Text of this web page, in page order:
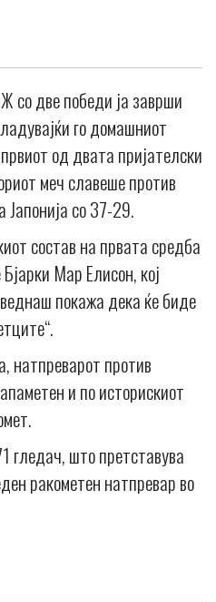
две победи ја заврши
го домашниот
од двата пријателски
меч славеше против
со 37-29.
состав на првата средба
Мар Елисон, кој
покажа дека ќе биде
натпреварот против
и по историскиот
гледач, што претставува
ракометен натпревар во